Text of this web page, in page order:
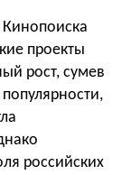
проекты
рост, сумев
российских